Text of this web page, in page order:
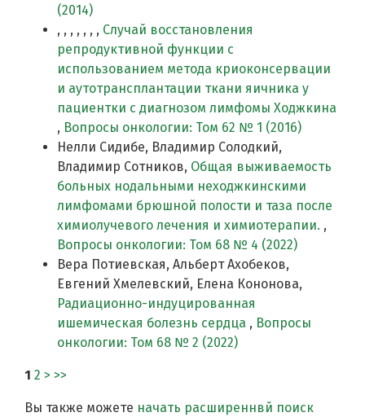
(2014)
, , , , , , , Случай восстановления
репродуктивной функции с
использованием метода криоконсервации
и аутотрансплантации ткани яичника у
пациентки с диагнозом лимфомы Ходжкина
, Вопросы онкологии: Том 62 № 1 (2016)
Нелли Сидибе, Владимир Солодкий,
Владимир Сотников, Общая выживаемость
больных нодальными неходжкинскими
лимфомами брюшной полости и таза после
химиолучевого лечения и химиотерапии. ,
Вопросы онкологии: Том 68 № 4 (2022)
Вера Потиевская, Альберт Ахобеков,
Евгений Хмелевский, Елена Кононова,
Радиационно-индуцированная
ишемическая болезнь сердца , Вопросы
онкологии: Том 68 № 2 (2022)
1 2 > >>
Вы также можете начать расширеннвй поиск